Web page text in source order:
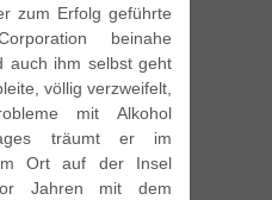
zum Erfolg geführte
beinahe
auch ihm selbst geht
völlig verzweifelt,
mit Alkohol
träumt er im
Ort auf der Insel
Jahren mit dem